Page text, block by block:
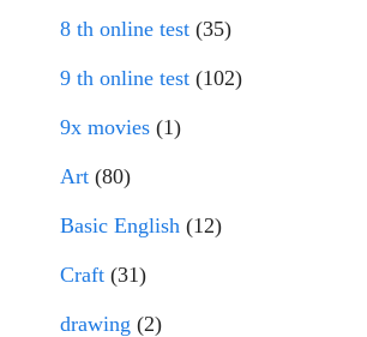
8 th online test (35)
9 th online test (102)
9x movies (1)
Art (80)
Basic English (12)
Craft (31)
drawing (2)